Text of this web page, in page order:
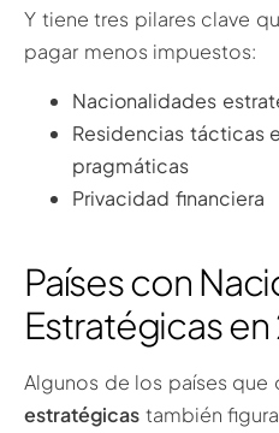
Y tiene tres pilares clave
pagar menos impuestos:
Nacionalidades
Residencias tácticas
pragmáticas
Privacidad financiera
Países con
Estratégicas
Algunos de los países que
estratégicas también